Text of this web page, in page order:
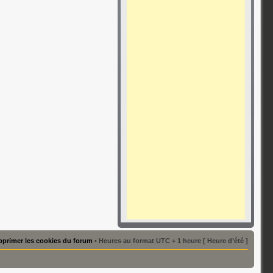
les cookies du forum • Heures au format UTC + 1 heure [ Heure d’été ]